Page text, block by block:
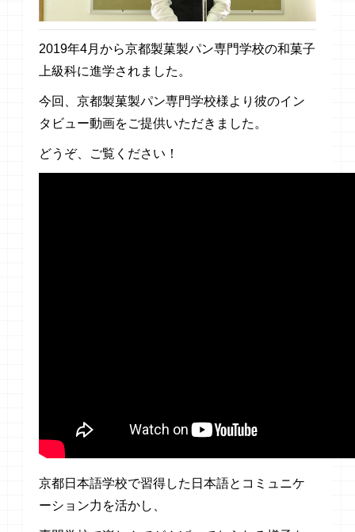
2019年4月から京都製菓製パン専門学校の和菓子
上級科に進学されました。
今回、京都製菓製パン専門学校様より彼のイン
タビュー動画をご提供いただきました。
どうぞ、ご覧ください！
京都日本語学校で習得した日本語とコミュニケ
ーション力を活かし、